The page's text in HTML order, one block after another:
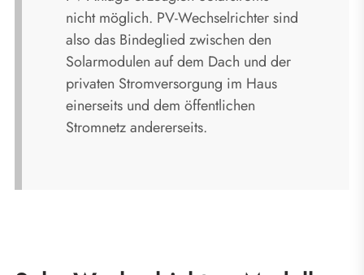
nicht möglich. PV-Wechselrichter sind
also das Bindeglied zwischen den
Solarmodulen auf dem Dach und der
privaten Stromversorgung im Haus
einerseits und dem öffentlichen
Stromnetz andererseits.